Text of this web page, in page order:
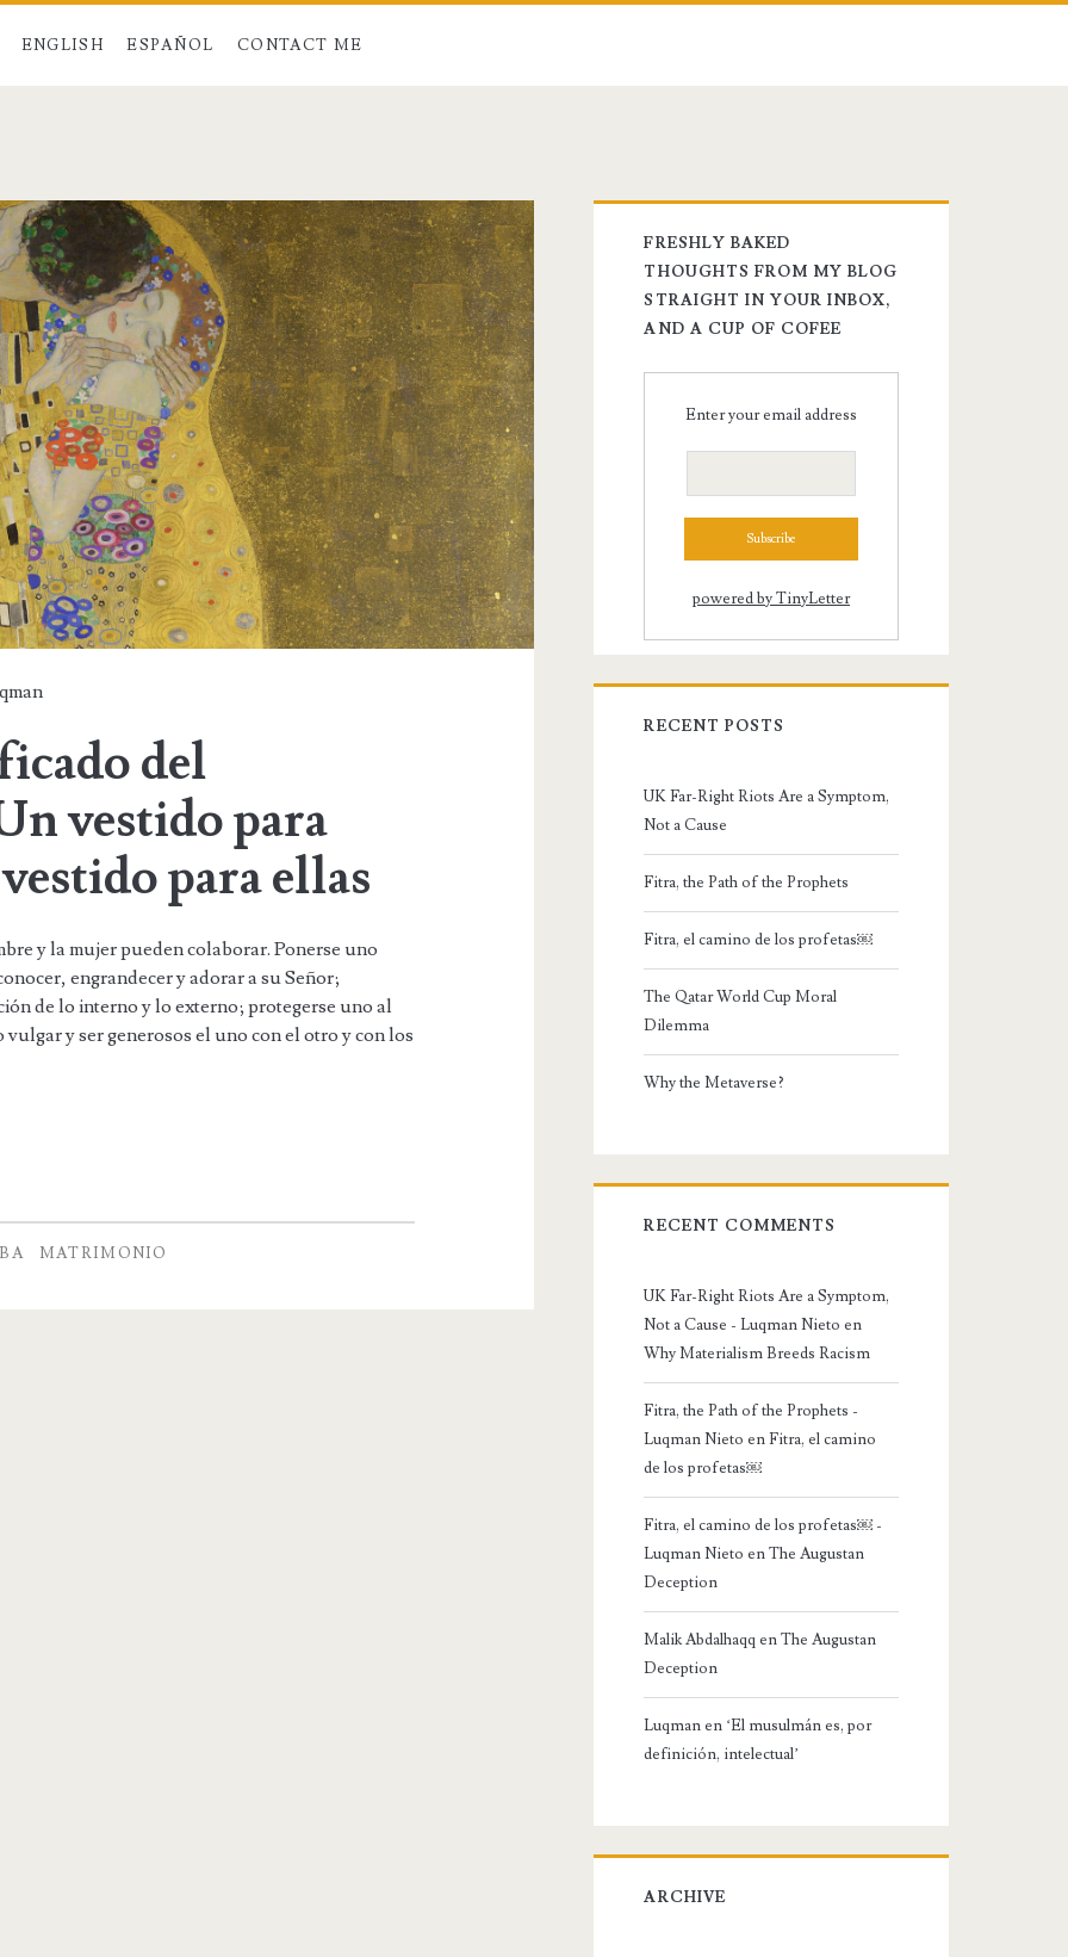
ENGLISH ESPAÑOL CONTACT ME
del
vestido para
para ellas
y la mujer pueden colaborar. Ponerse uno
engrandecer y adorar a su Señor;
de lo interno y lo externo; protegerse uno al
y ser generosos el uno con el otro y con los
MATRIMONIO
FRESHLY BAKED
THOUGHTS FROM MY BLOG
STRAIGHT IN YOUR INBOX,
AND A CUP OF COFEE
Enter your email address
powered by TinyLetter
RECENT POSTS
UK Far-Right Riots Are a Symptom,
Not a Cause
Fitra, the Path of the Prophets
Fitra, el camino de los profetas￼
The Qatar World Cup Moral
Dilemma
Why the Metaverse?
RECENT COMMENTS
UK Far-Right Riots Are a Symptom,
Not a Cause - Luqman Nieto en
Why Materialism Breeds Racism
Fitra, the Path of the Prophets -
Luqman Nieto enFitra, el camino
de los profetas￼
Fitra, el camino de los profetas￼ -
Luqman Nieto enThe Augustan
Deception
Malik Abdalhaqq enThe Augustan
Deception
Luqman en ‘El musulmán es, por
definición, intelectual’
ARCHIVE